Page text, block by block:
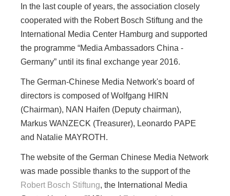
In the last couple of years, the association closely
cooperated with the Robert Bosch Stiftung and the
International Media Center Hamburg and supported
the programme “Media Ambassadors China -
Germany” until its final exchange year 2016.
The German-Chinese Media Network's board of
directors is composed of Wolfgang HIRN
(Chairman), NAN Haifen (Deputy chairman),
Markus WANZECK (Treasurer), Leonardo PAPE
and Natalie MAYROTH.
The website of the German Chinese Media Network
was made possible thanks to the support of the
Robert Bosch Stiftung, the International Media